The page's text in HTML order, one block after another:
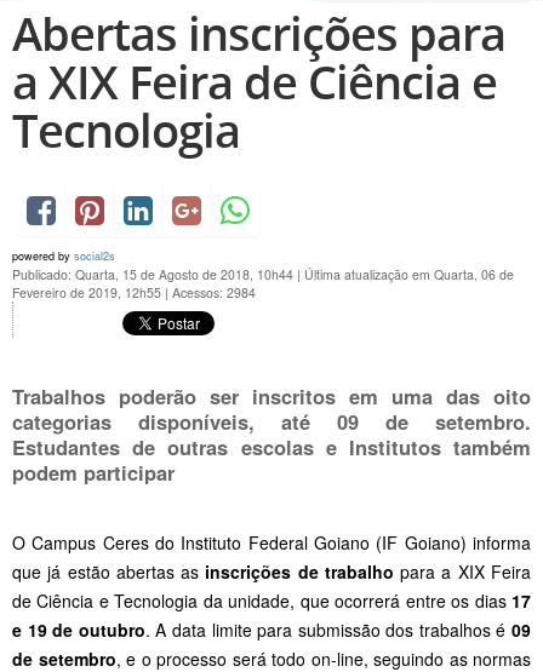
Abertas inscrições para
a XIX Feira de Ciência e
Tecnologia
powered by social2s
Publicado: Quarta, 15 de Agosto de 2018, 10h44 | Última atualização em Quarta, 06 de
Fevereiro de 2019, 12h55 | Acessos: 2984
Trabalhos poderão ser inscritos em uma das oito
categorias disponíveis, até 09 de setembro.
Estudantes de outras escolas e Institutos também
podem participar
O Campus Ceres do Instituto Federal Goiano (IF Goiano) informa
que já estão abertas as inscrições de trabalho para a XIX Feira
de Ciência e Tecnologia da unidade, que ocorrerá entre os dias 17
e 19 de outubro. A data limite para submissão dos trabalhos é 09
de setembro, e o processo será todo on-line, seguindo as normas